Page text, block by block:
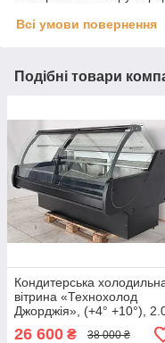
Всі умови повернення
Подібні товари
Кондитерська
вітрина «Технохолод
Джорджія», (+4° +10°),
м., (Україна), викладка 90
см., Б/у
26 600 ₴ 38 000 ₴